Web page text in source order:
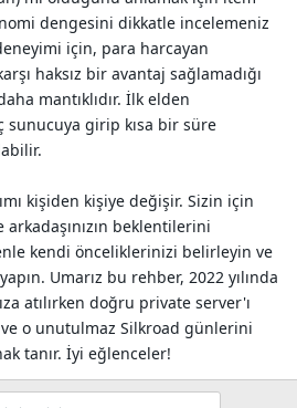
dengesini dikkatle incelemeniz
için, para harcayan
haksız bir avantaj sağlamadığı
mantıklıdır. İlk elden
girip kısa bir süre
kişiden kişiye değişir. Sizin için
beklentilerini
kendi önceliklerinizi belirleyin ve
Umarız bu rehber, 2022 yılında
atılırken doğru private server'ı
ve o unutulmaz Silkroad günlerini
tanır. İyi eğlenceler!